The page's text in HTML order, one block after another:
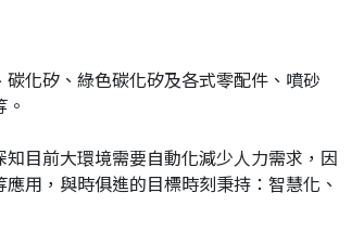
化矽、綠色碳化矽及各式零配件、噴砂
目前大環境需要自動化減少人力需求，因
用，與時俱進的目標時刻秉持：智慧化、